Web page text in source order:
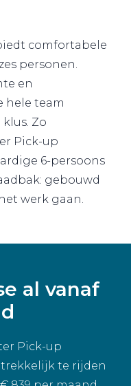
comfortabele
personen.
en
hele team
Zo
Pick-up
6-persoons
gebouwd
werk gaan.
al vanaf
Pick-up
te rijden